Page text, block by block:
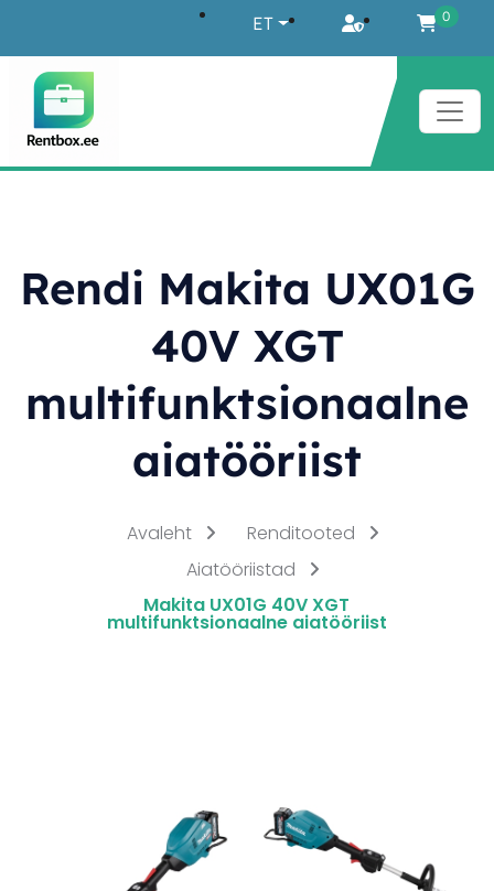
ET 0
Rendi Makita UX01G
40V XGT
multifunktsionaalne
aiatööriist
Avaleht
Renditooted
Aiatööriistad
Makita UX01G 40V XGT
multifunktsionaalne aiatööriist